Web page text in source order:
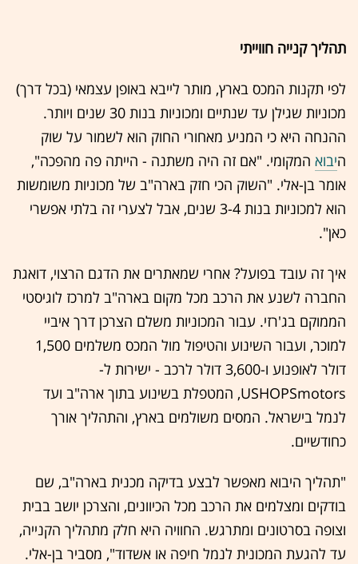
תהליך קנייה חווייתי
לפי תקנות המכס בארץ, מותר לייבא באופן עצמאי (בכל דרך)
מכוניות שגילן עד שנתיים ומכוניות בנות 30 שנים ויותר.
ההנחה היא כי המניע מאחורי החוק הוא לשמור על שוק
היבוא המקומי. "אם זה היה משתנה - הייתה פה מהפכה",
אומר בן-אלי. "השוק הכי חזק בארה"ב של מכוניות משומשות
הוא למכוניות בנות 3-4 שנים, אבל לצערי זה בלתי אפשרי
כאן".
איך זה עובד בפועל? אחרי שמאתרים את הדגם הרצוי, דואגת
החברה לשנע את הרכב מכל מקום בארה"ב למרכז לוגיסטי
הממוקם בג'רזי. עבור המכוניות משלם הצרכן דרך איביי
למוכר, ועבור השינוע והטיפול מול המכס משלמים 1,500
דולר לאופנוע ו-3,600 דולר לרכב - ישירות ל-
USHOPSmotors, המטפלת בשינוע בתוך ארה"ב ועד
לנמל בישראל. המסים משולמים בארץ, והתהליך אורך
כחודשיים.
"תהליך היבוא מאפשר לבצע בדיקה מכנית בארה"ב, שם
בודקים ומצלמים את הרכב מכל הכיוונים, והצרכן יושב בבית
וצופה בסרטונים ומתרגש. החוויה היא חלק מתהליך הקנייה,
עד להגעת המכונית לנמל חיפה או אשדוד", מסביר בן-אלי.